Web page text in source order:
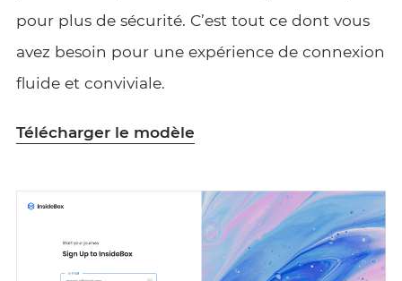
pour plus de sécurité. C’est tout ce dont vous
avez besoin pour une expérience de connexion
fluide et conviviale.
Télécharger le modèle